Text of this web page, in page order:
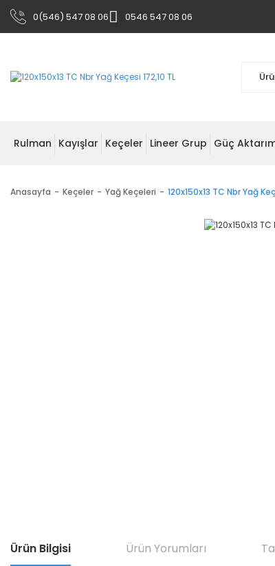
0(546) 547 08 06 0546 547 08 06
Rulman Kayışlar Keçeler Lineer Grup Güç
Anasayfa Keçeler Yağ Keçeleri 120x150x13 TC Nbr Yağ
Ürün Bilgisi Ürün Yorumları